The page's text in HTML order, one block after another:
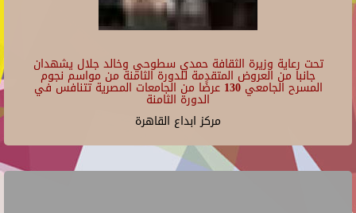
تحت رعاية وزيرة الثقافة حمدي سطوحي وخالد جلال يشهدان
جانبا من العروض المتقدمة للدورة الثامنة من مواسم نجوم
المسرح الجامعي 130 عرضًا من الجامعات المصرية تتنافس في
الدورة الثامنة
مركز ابداع القاهرة